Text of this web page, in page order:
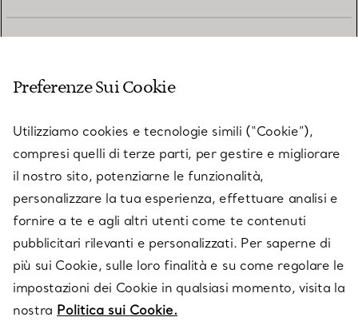
SU TIFFANY & CO.
LEGALE
SEGUICI
Preferenze Sui Cookie
Utilizziamo cookies e tecnologie simili (“Cookie”),
compresi quelli di terze parti, per gestire e migliorare
il nostro sito, potenziarne le funzionalità,
personalizzare la tua esperienza, effettuare analisi e
fornire a te e agli altri utenti come te contenuti
pubblicitari rilevanti e personalizzati. Per saperne di
più sui Cookie, sulle loro finalità e su come regolare le
impostazioni dei Cookie in qualsiasi momento, visita la
nostra Politica sui Cookie.